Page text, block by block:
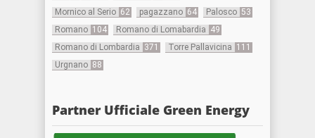
Mornico al Serio 62 pagazzano 64 Palosco 53
Romano 104 Romano di Lomabardia 49
Romano di Lombardia 371 Torre Pallavicina 111
Urgnano 88
Partner Ufficiale Green Energy